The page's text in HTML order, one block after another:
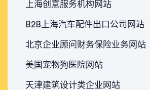
上海创意服务机构网站
B2B上海汽车配件出口公司网站
北京企业顾问财务保险业务网站
美国宠物狗医院网站
天津建筑设计类企业网站